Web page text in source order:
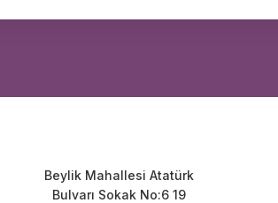
Beylik Mahallesi Atatürk
Bulvarı Sokak No:6 19